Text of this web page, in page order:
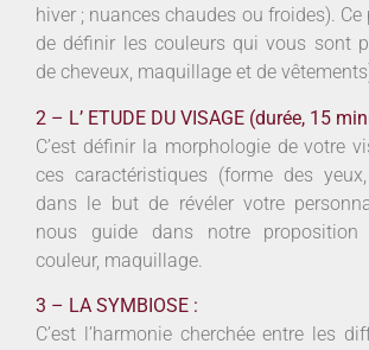
hiver ; nuances chaudes ou froides). Ce
de définir les couleurs qui vous sont
de cheveux, maquillage et de
2 – L’ ETUDE DU VISAGE (durée, 15
C’est définir la morphologie de votre
ces caractéristiques (forme des
dans le but de révéler votre
nous guide dans notre
couleur, maquillage.
3 – LA SYMBIOSE :
C’est l’harmonie cherchée entre les